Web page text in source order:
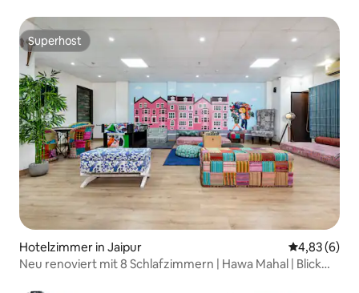
Superhost
Superhost
Hotelzimmer in Jaipur
4,83 (6)
Neu renoviert mit 8 Schlafzimmern | Hawa Mahal | Blick